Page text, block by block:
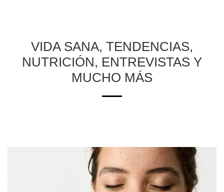
VIDA SANA, TENDENCIAS,
NUTRICIÓN, ENTREVISTAS Y
MUCHO MÁS